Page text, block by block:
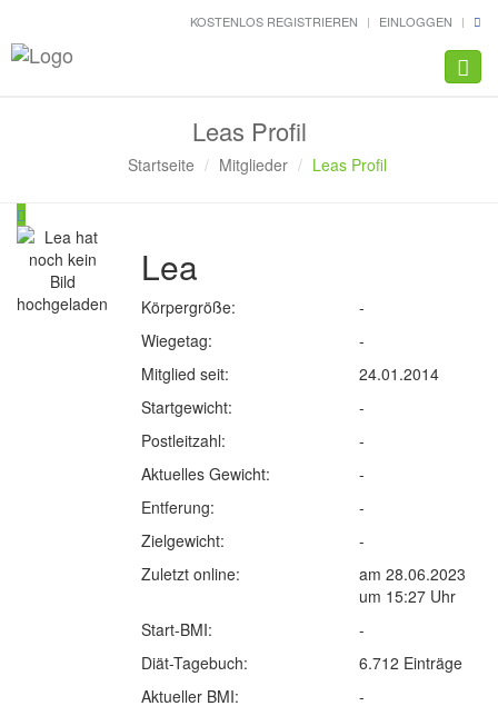
KOSTENLOS REGISTRIEREN EINLOGGEN
Leas Profil
Startseite Mitglieder Leas Profil
Lea
Körpergröße:
-
Wiegetag:
-
Mitglied seit:
24.01.2014
Startgewicht:
-
Postleitzahl:
-
Aktuelles Gewicht:
-
Entferung:
-
Zielgewicht:
-
Zuletzt online:
am 28.06.2023
um 15:27 Uhr
Start-BMI:
-
Diät-Tagebuch:
6.712 Einträge
Aktueller BMI:
-